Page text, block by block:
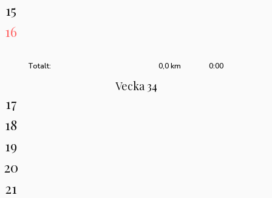
15
16
Totalt: 0:00
0,0 km
Vecka 34
17
18
19
20
21